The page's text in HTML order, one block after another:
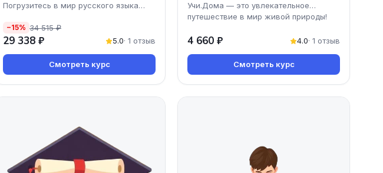
Погрузитесь в мир русского языка
−15% 34 515 ₽
29 338 ₽ 5.0· 1 отзыв
Смотреть курс
Учи.Дома — это увлекательное
путешествие в мир живой природы!
4 660 ₽ 4.0· 1 отзыв
Смотреть курс